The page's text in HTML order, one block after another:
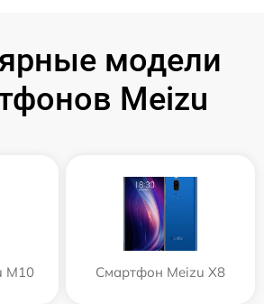
модели
Meizu
M10 Смартфон Meizu X8